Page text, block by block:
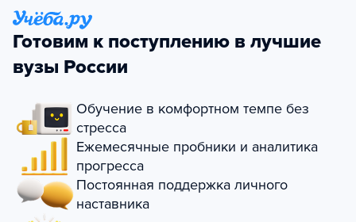
Готовим к поступлению в лучшие
вузы России
Обучение в комфортном темпе без
стресса
Ежемесячные пробники и аналитика
прогресса
Постоянная поддержка личного
наставника